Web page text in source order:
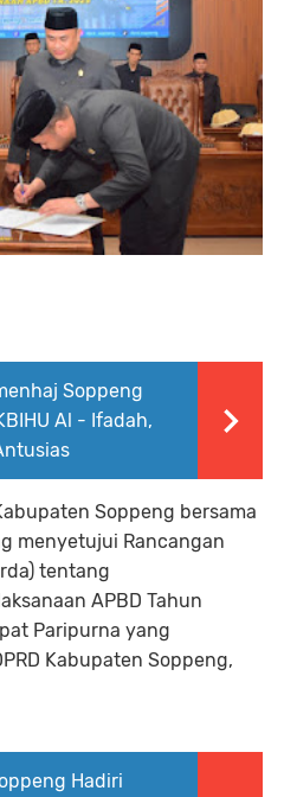
Soppeng
Al - Ifadah,
Soppeng bersama
menyetujui Rancangan
tentang
APBD Tahun
Paripurna yang
Kabupaten Soppeng,
Hadiri